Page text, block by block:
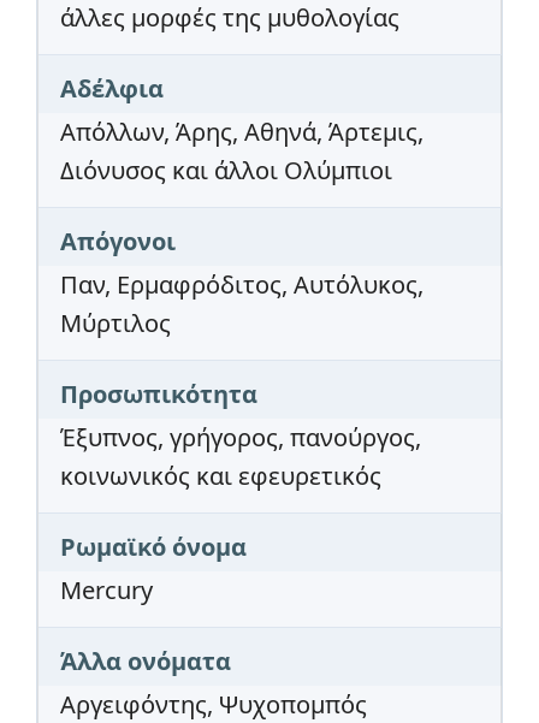
άλλες μορφές της μυθολογίας
Αδέλφια
Απόλλων, Άρης, Αθηνά, Άρτεμις,
Διόνυσος και άλλοι Ολύμπιοι
Απόγονοι
Παν, Ερμαφρόδιτος, Αυτόλυκος,
Μύρτιλος
Προσωπικότητα
Έξυπνος, γρήγορος, πανούργος,
κοινωνικός και εφευρετικός
Ρωμαϊκό όνομα
Mercury
Άλλα ονόματα
Αργειφόντης, Ψυχοπομπός